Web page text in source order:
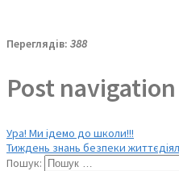
Переглядів: 388
Post navigation
Ура! Ми ідемо до школи!!!
Тиждень знань безпеки
Пошук: